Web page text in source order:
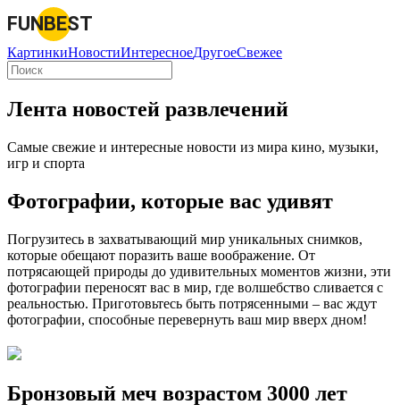
FUNBEST
КартинкиНовостиИнтересноеДругоеСвежее
Лента новостей развлечений
Самые свежие и интересные новости из мира кино, музыки,
игр и спорта
Фотографии, которые вас удивят
Погрузитесь в захватывающий мир уникальных снимков,
которые обещают поразить ваше воображение. От
потрясающей природы до удивительных моментов жизни, эти
фотографии переносят вас в мир, где волшебство сливается с
реальностью. Приготовьтесь быть потрясенными – вас ждут
фотографии, способные перевернуть ваш мир вверх дном!
Бронзовый меч возрастом 3000 лет